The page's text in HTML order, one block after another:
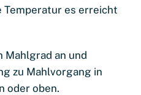
es erreicht
an und
zu Mahlvorgang in
oder oben.